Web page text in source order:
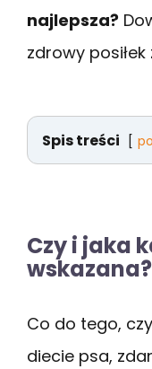
najlepsza?
zdrowy
Spis treści
Czy i jaka
wskazana?
Co do tego,
diecie psa,